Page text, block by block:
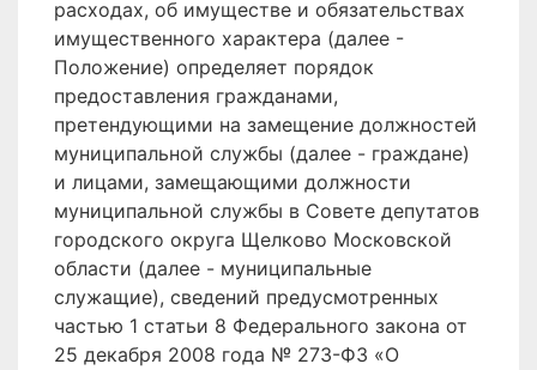
расходах, об имуществе и обязательствах
имущественного характера (далее -
Положение) определяет порядок
предоставления гражданами,
претендующими на замещение должностей
муниципальной службы (далее - граждане)
и лицами, замещающими должности
муниципальной службы в Совете депутатов
городского округа Щелково Московской
области (далее - муниципальные
служащие), сведений предусмотренных
частью 1 статьи 8 Федерального закона от
25 декабря 2008 года № 273-ФЗ «О